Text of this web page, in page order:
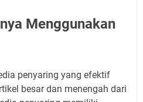
Menggunakan
penyaring yang efektif
besar dan menengah dari